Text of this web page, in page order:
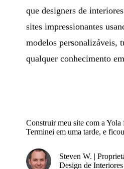
que designers de
sites impressionantes
modelos personalizáveis,
qualquer conhecimento
Construir meu site com a
Terminei em uma tarde, e
Steven W. |
Design de Interiores